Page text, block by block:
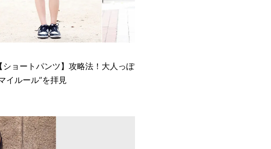
ショートパンツ】攻略法！大人っぽ
イルール”を拝見